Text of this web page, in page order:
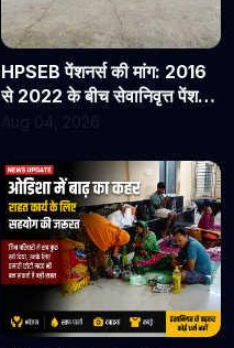
HPSEB पेंशनर्स की मांग: 2016
से 2022 के बीच सेवानिवृत्त पेंशनरों
के सभी देय लाभ तुरंत जारी किए
Aug 04, 2026